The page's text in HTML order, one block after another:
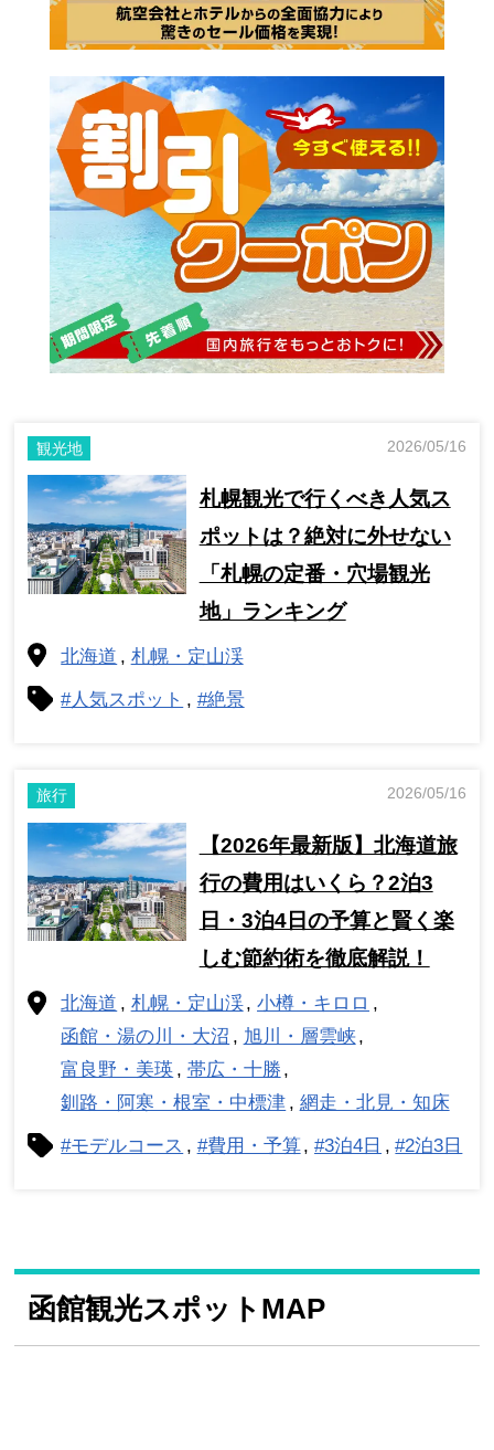
観光地 2026/05/16
札幌観光で行くべき人気ス
ポットは？絶対に外せない
「札幌の定番・穴場観光
地」ランキング
北海道 札幌・定山渓
#人気スポット #絶景
旅行 2026/05/16
【2026年最新版】北海道旅
行の費用はいくら？2泊3
日・3泊4日の予算と賢く楽
しむ節約術を徹底解説！
北海道 札幌・定山渓
小樽・キロロ
函館・湯の川・大沼
旭川・層雲峡
富良野・美瑛
帯広・十勝
釧路・阿寒・根室・中標津
網走・北見・知床
#モデルコース #費用・予算 #3泊4日 #2泊3日
函館観光スポットMAP